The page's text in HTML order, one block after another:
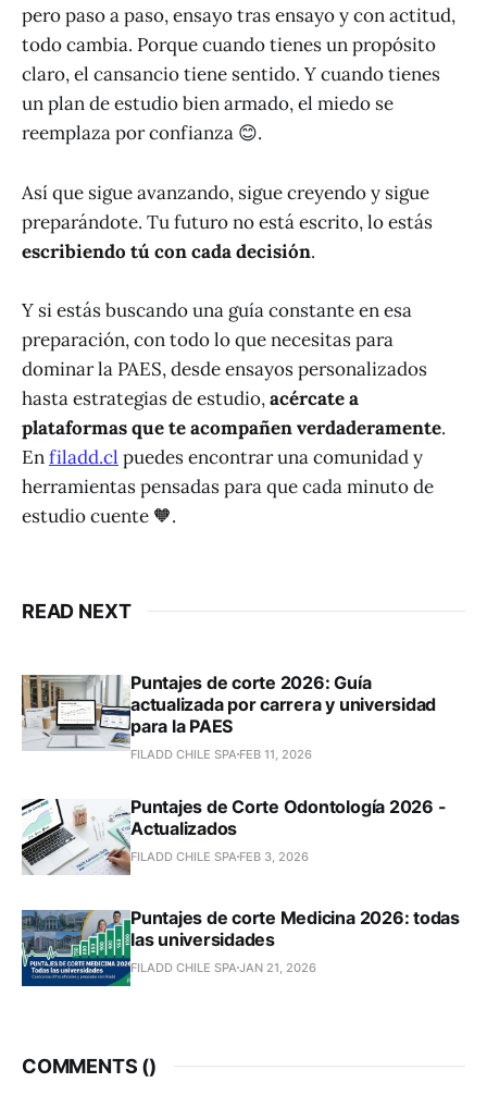
pero paso a paso, ensayo tras ensayo y con actitud,
todo cambia. Porque cuando tienes un propósito
claro, el cansancio tiene sentido. Y cuando tienes
un plan de estudio bien armado, el miedo se
reemplaza por confianza 😊.
Así que sigue avanzando, sigue creyendo y sigue
preparándote. Tu futuro no está escrito, lo estás
escribiendo tú con cada decisión.
Y si estás buscando una guía constante en esa
preparación, con todo lo que necesitas para
dominar la PAES, desde ensayos personalizados
hasta estrategias de estudio,acércate a
plataformas que te acompañen verdaderamente.
Enfiladd.cl puedes encontrar una comunidad y
herramientas pensadas para que cada minuto de
estudio cuente 🧡.
READ NEXT
Puntajes de corte 2026: Guía
actualizada por carrera y universidad
para la PAES
FILADD CHILE SPA FEB 11, 2026
Puntajes de Corte Odontología 2026 -
Actualizados
FILADD CHILE SPA FEB 3, 2026
Puntajes de corte Medicina 2026: todas
las universidades
FILADD CHILE SPA JAN 21, 2026
COMMENTS ()